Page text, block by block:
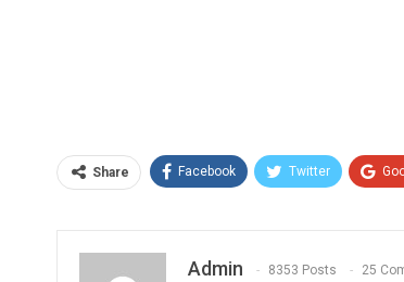
Share Facebook Twitter
Admin 8353 Posts 25